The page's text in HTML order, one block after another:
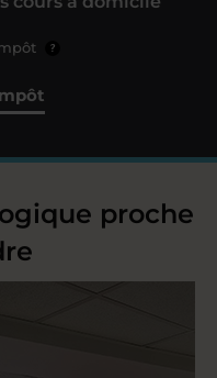
?
proche